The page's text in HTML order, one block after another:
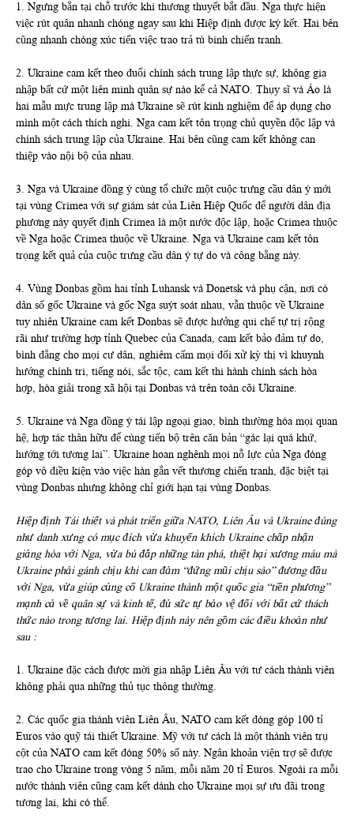
1. Ngưng bắn tại chỗ trước khi thương thuyết bắt đầu. Nga thực hiện
việc rút quân nhanh chóng ngay sau khi Hiệp định được ký kết. Hai bên
cũng nhanh chóng xúc tiến việc trao trả tù binh chiến tranh.
2. Ukraine cam kết theo đuổi chính sách trung lập thực sự, không gia
nhập bất cứ một liên minh quân sự nào kể cả NATO. Thụy sĩ và Áo là
hai mẫu mực trung lập mà Ukraine sẽ rút kinh nghiệm để áp dụng cho
mình một cách thích nghi. Nga cam kết tôn trọng chủ quyền độc lập và
chính sách trung lập của Ukraine. Hai bên cũng cam kết không can
thiệp vào nội bộ của nhau.
3. Nga và Ukraine đồng ý cùng tổ chức một cuộc trưng cầu dân ý mới
tại vùng Crimea với sự giám sát của Liên Hiệp Quốc để người dân địa
phương này quyết định Crimea là một nước độc lập, hoặc Crimea thuộc
về Nga hoặc Crimea thuộc về Ukraine. Nga và Ukraine cam kết tôn
trọng kết quả của cuộc trưng cầu dân ý tự do và công bằng này.
4. Vùng Donbas gồm hai tỉnh Luhansk và Donetsk và phụ cận, nơi có
dân số gốc Ukraine và gốc Nga suýt soát nhau, vẫn thuộc về Ukraine
tuy nhiên Ukraine cam kết Donbas sẽ được hưởng qui chế tự trị rộng
rãi như trường hợp tỉnh Quebec của Canada, cam kết bảo đảm tự do,
bình đẳng cho mọi cư dân, nghiêm cấm mọi đối xử kỳ thị vì khuynh
hướng chính tri, tiếng nói, sắc tộc, cam kết thi hành chính sách hòa
hợp, hòa giải trong xã hội tại Donbas và trên toàn cõi Ukraine.
5. Ukraine và Nga đồng ý tái lập ngoại giao, bình thường hóa mọi quan
hệ, hợp tác thân hữu để cùng tiến bộ trên căn bản “gác lại quá khứ,
hướng tới tương lai”. Ukraine hoan nghênh mọi nỗ lực của Nga đóng
góp vô điều kiện vào việc hàn gắn vết thương chiến tranh, đặc biệt tại
vùng Donbas nhưng không chỉ giới hạn tại vùng Donbas.
Hiệp định Tái thiết và phát triển giữa NATO, Liên Âu và Ukraine đúng
như danh xưng có mục đích vừa khuyến khích Ukraine chấp nhận
giảng hòa với Nga, vừa bù đắp những tàn phá, thiệt hại xương máu mà
Ukraine phải gánh chịu khi can đảm “đứng mũi chịu sào” đương đầu
với Nga, vừa giúp củng cố Ukraine thành một quốc gia “tiền phương”
mạnh cả về quân sự và kinh tế, đủ sức tự bảo vệ đối với bất cứ thách
thức nào trong tương lai. Hiệp định này nên gồm các điều khoản như
sau :
1. Ukraine đặc cách được mời gia nhập Liên Âu với tư cách thành viên
không phải qua những thủ tục thông thường.
2. Các quốc gia thành viên Liên Âu, NATO cam kết đóng góp 100 tỉ
Euros vào quỹ tái thiết Ukraine. Mỹ với tư cách là một thành viên trụ
cột của NATO cam kết đóng 50% số này. Ngân khoản viện trợ sẽ được
trao cho Ukraine trong vòng 5 năm, mỗi năm 20 tỉ Euros. Ngoài ra mỗi
nước thành viên cũng cam kết dành cho Ukraine mọi sự ưu đãi trong
tương lai, khi có thể.